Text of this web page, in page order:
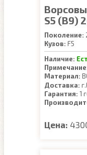
S5 (B9)
Поколение:
Кузов: F5
Наличие:
Материал:
Доставка:
Гарантия: 1
Цена: